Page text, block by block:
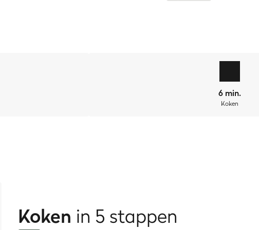
laatste energie de deur van je huis, laat je alles uit je handen vallen
waanzinnig lekkere
gezien.
boterhammen.
Mosterd Saus
6 min.
Koken
Koken in 5 stappen